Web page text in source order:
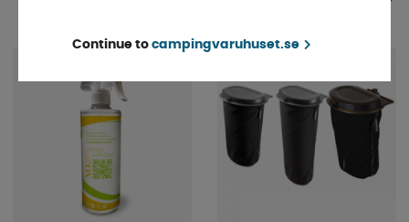
Continue to campingvaruhuset.se